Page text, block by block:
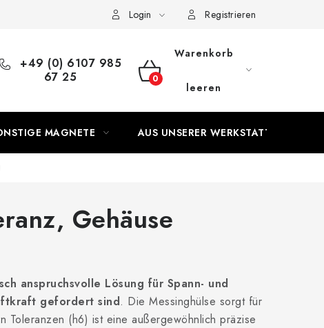
Login Registrieren
+49 (0) 6107 985
67 25
WARENKORB
Warenkorb
leeren
MAGNETE AUS UNSERER WERKSTATT
Gehäuse
anspruchsvolle Lösung für Spann- und
gefordert sind. Die Messinghülse sorgt für
Toleranzen (h6) ist eine außergewöhnlich präzise